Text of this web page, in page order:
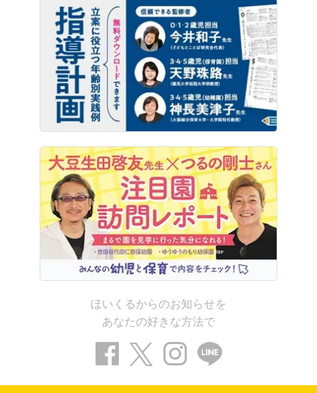
ほいくるからのお知らせを
あなたの好きな方法で